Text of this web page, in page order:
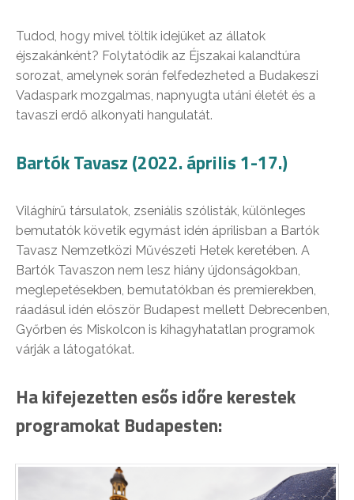
Tudod, hogy mivel töltik idejüket az állatok
éjszakánként? Folytatódik az Éjszakai kalandtúra
sorozat, amelynek során felfedezheted a Budakeszi
Vadaspark mozgalmas, napnyugta utáni életét és a
tavaszi erdő alkonyati hangulatát.
Bartók Tavasz (2022. április 1-17.)
Világhírű társulatok, zseniális szólisták, különleges
bemutatók követik egymást idén áprilisban a Bartók
Tavasz Nemzetközi Művészeti Hetek keretében. A
Bartók Tavaszon nem lesz hiány újdonságokban,
meglepetésekben, bemutatókban és premierekben,
ráadásul idén először Budapest mellett Debrecenben,
Győrben és Miskolcon is kihagyhatatlan programok
várják a látogatókat.
Ha kifejezetten esős időre kerestek
programokat Budapesten: